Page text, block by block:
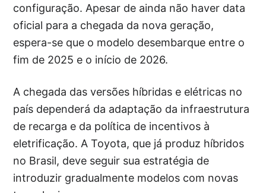
configuração. Apesar de ainda não haver data
oficial para a chegada da nova geração,
espera-se que o modelo desembarque entre o
fim de 2025 e o início de 2026.
A chegada das versões híbridas e elétricas no
país dependerá da adaptação da infraestrutura
de recarga e da política de incentivos à
eletrificação. A Toyota, que já produz híbridos
no Brasil, deve seguir sua estratégia de
introduzir gradualmente modelos com novas